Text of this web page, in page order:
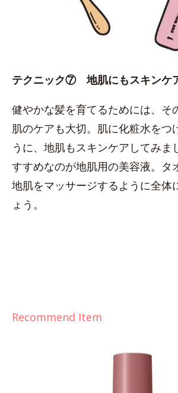
テクニック⑦ 地肌にもスキンケ
健やかな髪を育てるためには、そ
肌のケアも大切。肌に化粧水をつ
うに、地肌もスキンケアしてみま
すすめなのが地肌用の美容液。タ
地肌をマッサージするように全体
ょう。
Recommend Item